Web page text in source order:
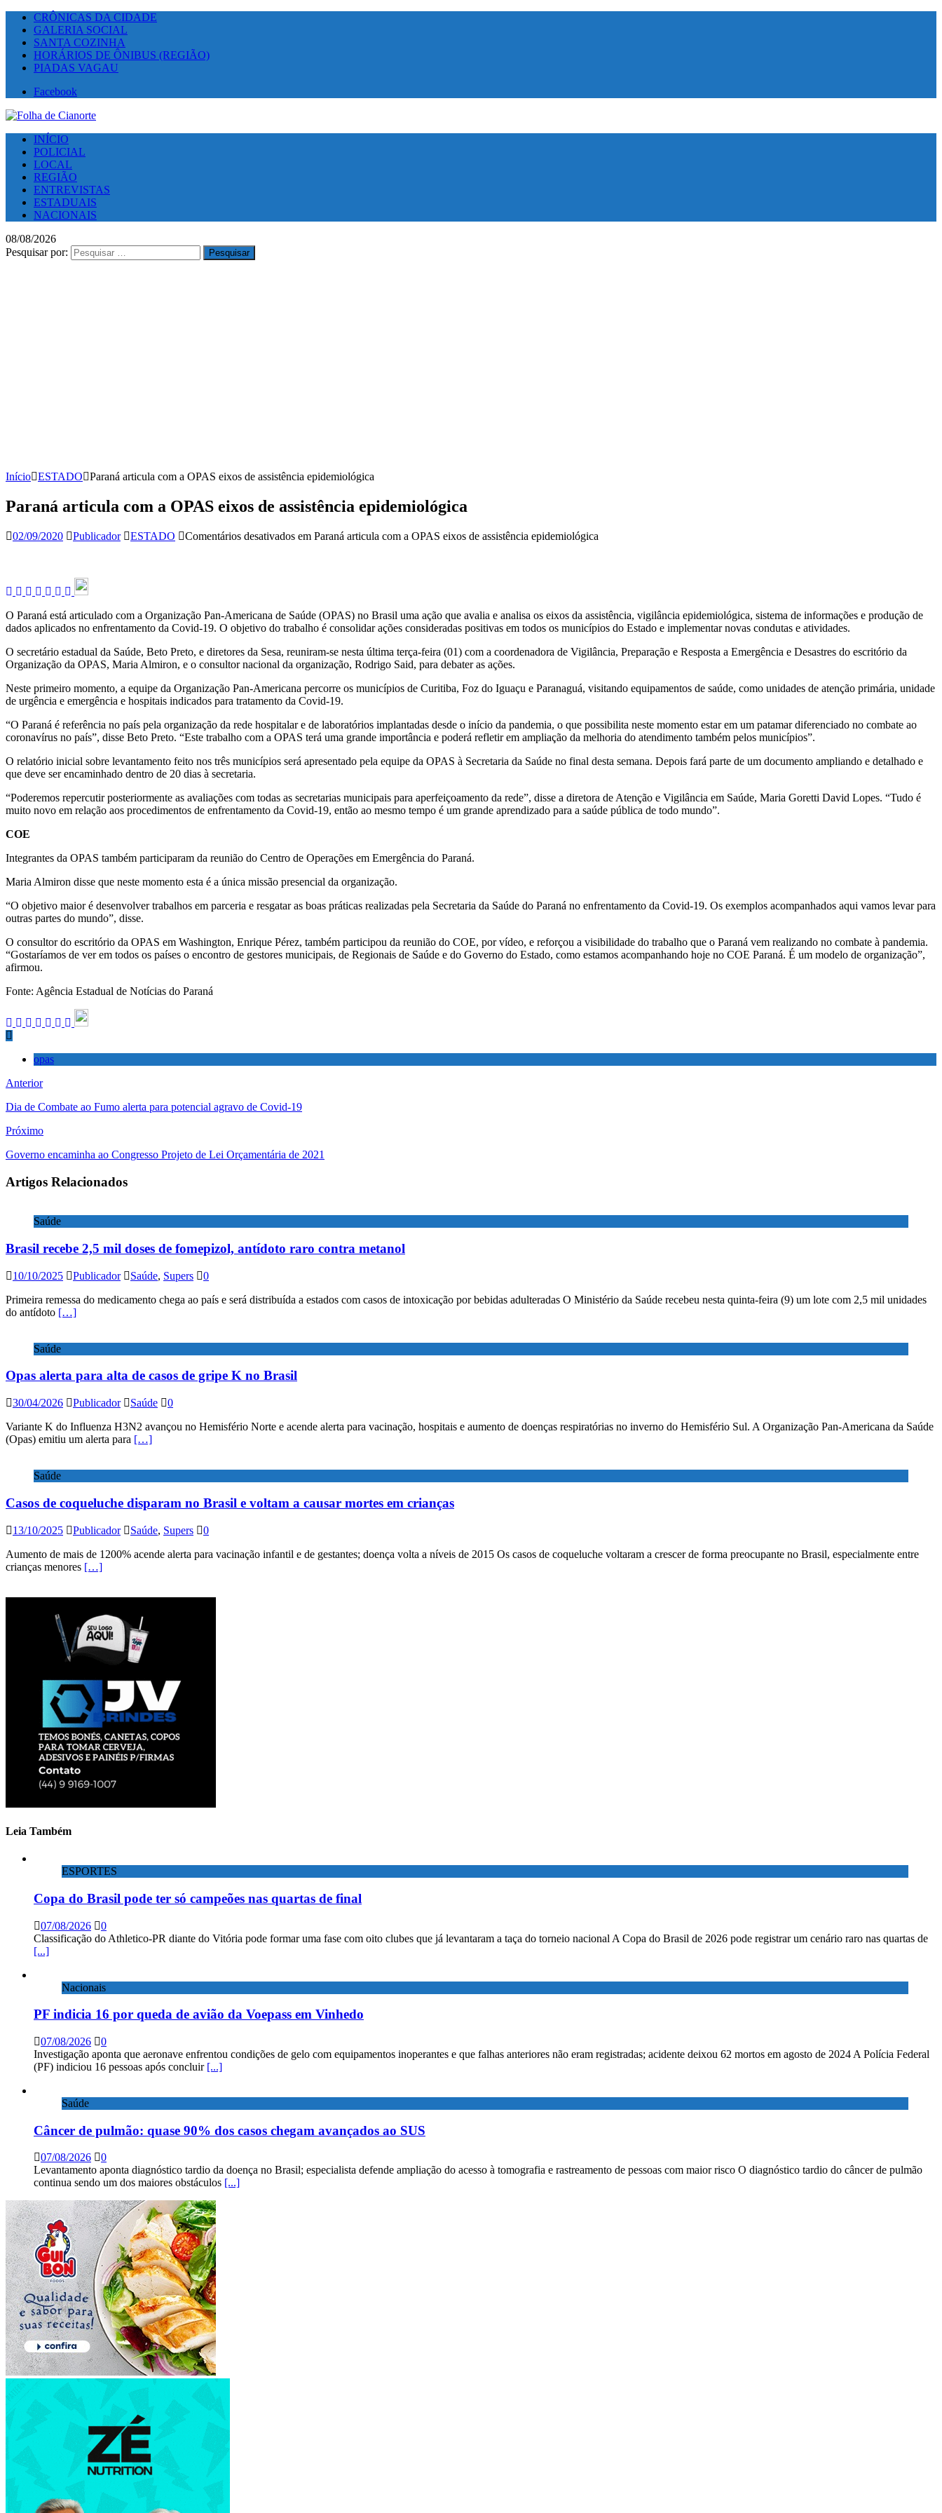
CRÔNICAS DA CIDADE
GALERIA SOCIAL
SANTA COZINHA
HORÁRIOS DE ÔNIBUS (REGIÃO)
PIADAS VAGAU
Facebook
INÍCIO
POLICIAL
LOCAL
REGIÃO
ENTREVISTAS
ESTADUAIS
NACIONAIS
08/08/2026
Pesquisar por:
Início ESTADO Paraná articula com a OPAS eixos de assistência epidemiológica
Paraná articula com a OPAS eixos de assistência epidemiológica
02/09/2020 Publicador ESTADO Comentários desativados em Paraná articula com a OPAS eixos de assistência epidemiológica
O Paraná está articulado com a Organização Pan-Americana de Saúde (OPAS) no Brasil uma ação que avalia e analisa os eixos da assistência, vigilância epidemiológica, sistema de informações e produção de
dados aplicados no enfrentamento da Covid-19. O objetivo do trabalho é consolidar ações consideradas positivas em todos os municípios do Estado e implementar novas condutas e atividades.
O secretário estadual da Saúde, Beto Preto, e diretores da Sesa, reuniram-se nesta última terça-feira (01) com a coordenadora de Vigilância, Preparação e Resposta a Emergência e Desastres do escritório da
Organização da OPAS, Maria Almiron, e o consultor nacional da organização, Rodrigo Said, para debater as ações.
Neste primeiro momento, a equipe da Organização Pan-Americana percorre os municípios de Curitiba, Foz do Iguaçu e Paranaguá, visitando equipamentos de saúde, como unidades de atenção primária, unidade
de urgência e emergência e hospitais indicados para tratamento da Covid-19.
“O Paraná é referência no país pela organização da rede hospitalar e de laboratórios implantadas desde o início da pandemia, o que possibilita neste momento estar em um patamar diferenciado no combate ao
coronavírus no país”, disse Beto Preto. “Este trabalho com a OPAS terá uma grande importância e poderá refletir em ampliação da melhoria do atendimento também pelos municípios”.
O relatório inicial sobre levantamento feito nos três municípios será apresentado pela equipe da OPAS à Secretaria da Saúde no final desta semana. Depois fará parte de um documento ampliando e detalhado e
que deve ser encaminhado dentro de 20 dias à secretaria.
“Poderemos repercutir posteriormente as avaliações com todas as secretarias municipais para aperfeiçoamento da rede”, disse a diretora de Atenção e Vigilância em Saúde, Maria Goretti David Lopes. “Tudo é
muito novo em relação aos procedimentos de enfrentamento da Covid-19, então ao mesmo tempo é um grande aprendizado para a saúde pública de todo mundo”.
COE
Integrantes da OPAS também participaram da reunião do Centro de Operações em Emergência do Paraná.
Maria Almiron disse que neste momento esta é a única missão presencial da organização.
“O objetivo maior é desenvolver trabalhos em parceria e resgatar as boas práticas realizadas pela Secretaria da Saúde do Paraná no enfrentamento da Covid-19. Os exemplos acompanhados aqui vamos levar para
outras partes do mundo”, disse.
O consultor do escritório da OPAS em Washington, Enrique Pérez, também participou da reunião do COE, por vídeo, e reforçou a visibilidade do trabalho que o Paraná vem realizando no combate à pandemia.
“Gostaríamos de ver em todos os países o encontro de gestores municipais, de Regionais de Saúde e do Governo do Estado, como estamos acompanhando hoje no COE Paraná. É um modelo de organização”,
afirmou.
Fonte: Agência Estadual de Notícias do Paraná
opas
Anterior
Dia de Combate ao Fumo alerta para potencial agravo de Covid-19
Próximo
Governo encaminha ao Congresso Projeto de Lei Orçamentária de 2021
Artigos Relacionados
Saúde
Brasil recebe 2,5 mil doses de fomepizol, antídoto raro contra metanol
10/10/2025 Publicador Saúde, Supers
0
Primeira remessa do medicamento chega ao país e será distribuída a estados com casos de intoxicação por bebidas adulteradas O Ministério da Saúde recebeu nesta quinta-feira (9) um lote com 2,5 mil unidades
do antídoto […]
Saúde
Opas alerta para alta de casos de gripe K no Brasil
30/04/2026 Publicador Saúde
0
Variante K do Influenza H3N2 avançou no Hemisfério Norte e acende alerta para vacinação, hospitais e aumento de doenças respiratórias no inverno do Hemisfério Sul. A Organização Pan-Americana da Saúde
(Opas) emitiu um alerta para […]
Saúde
Casos de coqueluche disparam no Brasil e voltam a causar mortes em crianças
13/10/2025 Publicador Saúde, Supers
0
Aumento de mais de 1200% acende alerta para vacinação infantil e de gestantes; doença volta a níveis de 2015 Os casos de coqueluche voltaram a crescer de forma preocupante no Brasil, especialmente entre
crianças menores […]
Leia Também
ESPORTES
Copa do Brasil pode ter só campeões nas quartas de final
07/08/2026
0
Classificação do Athletico-PR diante do Vitória pode formar uma fase com oito clubes que já levantaram a taça do torneio nacional A Copa do Brasil de 2026 pode registrar um cenário raro nas quartas de
[...]
Nacionais
PF indicia 16 por queda de avião da Voepass em Vinhedo
07/08/2026
0
Investigação aponta que aeronave enfrentou condições de gelo com equipamentos inoperantes e que falhas anteriores não eram registradas; acidente deixou 62 mortos em agosto de 2024 A Polícia Federal
(PF) indiciou 16 pessoas após concluir [...]
Saúde
Câncer de pulmão: quase 90% dos casos chegam avançados ao SUS
07/08/2026
0
Levantamento aponta diagnóstico tardio da doença no Brasil; especialista defende ampliação do acesso à tomografia e rastreamento de pessoas com maior risco O diagnóstico tardio do câncer de pulmão
continua sendo um dos maiores obstáculos [...]